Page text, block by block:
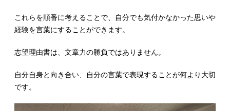
これらを順番に考えることで、自分でも気付かなかった思いや
経験を言葉にすることができます。
志望理由書は、文章力の勝負ではありません。
自分自身と向き合い、自分の言葉で表現することが何より大切
です。